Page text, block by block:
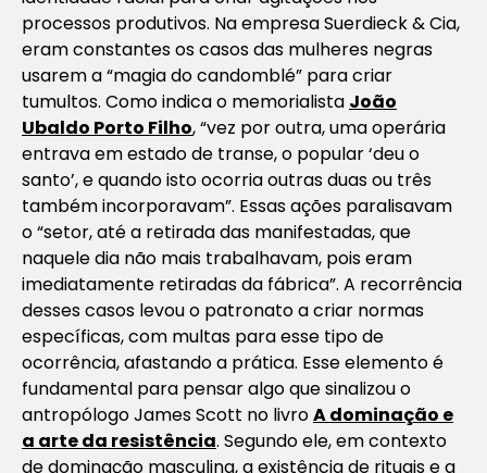
processos produtivos. Na empresa Suerdieck & Cia,
eram constantes os casos das mulheres negras
usarem a “magia do candomblé” para criar
tumultos. Como indica o memorialista João
Ubaldo Porto Filho, “vez por outra, uma operária
entrava em estado de transe, o popular ‘deu o
santo’, e quando isto ocorria outras duas ou três
também incorporavam”. Essas ações paralisavam
o “setor, até a retirada das manifestadas, que
naquele dia não mais trabalhavam, pois eram
imediatamente retiradas da fábrica”. A recorrência
desses casos levou o patronato a criar normas
específicas, com multas para esse tipo de
ocorrência, afastando a prática. Esse elemento é
fundamental para pensar algo que sinalizou o
antropólogo James Scott no livroA dominação e
a arte da resistência. Segundo ele, em contexto
de dominação masculina, a existência de rituais e a